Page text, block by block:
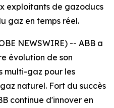
exploitants de gazoducs
gaz en temps réel.
NEWSWIRE) -- ABB a
évolution de son
multi-gaz pour les
naturel. Fort du succès
continue d'innover en